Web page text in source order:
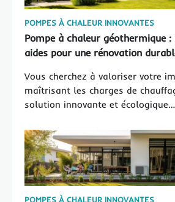
POMPES À CHALEUR INNOVANTES
Pompe à chaleur géothermique
aides pour une rénovation
Vous cherchez à valoriser votre
maîtrisant les charges de
solution innovante et écologique…
POMPES À CHALEUR INNOVANTES